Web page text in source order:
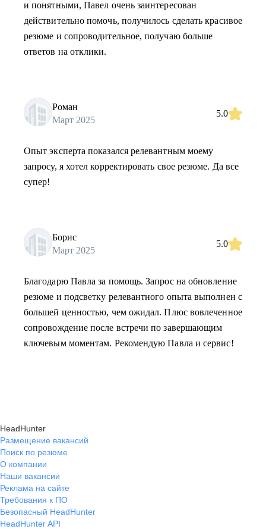
и понятными, Павел очень заинтересован
действительно помочь, получилось сделать красивое
резюме и сопроводительное, получаю больше
ответов на отклики.
Роман
Март 2025
5.0
Опыт эксперта показался релевантным моему
запросу, я хотел корректировать свое резюме. Да все
супер!
Борис
Март 2025
5.0
Благодарю Павла за помощь. Запрос на обновление
резюме и подсветку релевантного опыта выполнен с
большей ценностью, чем ожидал. Плюс вовлеченное
сопровождение после встречи по завершающим
ключевым моментам. Рекомендую Павла и сервис!
HeadHunter
Размещение вакансий
Поиск по резюме
О компании
Наши вакансии
Реклама на сайте
Требования к ПО
Безопасный HeadHunter
HeadHunter API